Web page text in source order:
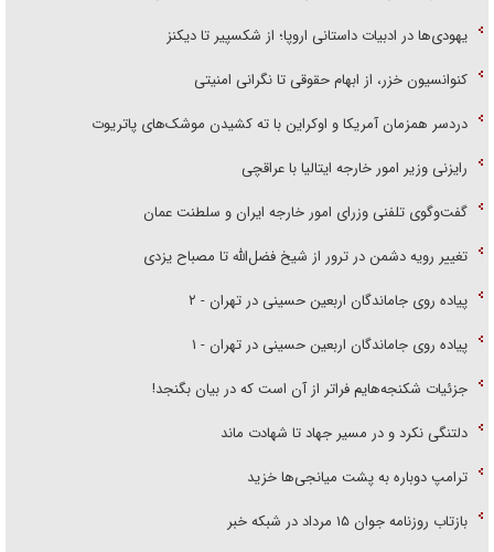
یهودی‌ها در ادبیات داستانی اروپا؛ از شکسپیر تا دیکنز
کنوانسیون خزر، از ابهام حقوقی تا نگرانی امنیتی
دردسر همزمان آمریکا و اوکراین با ته کشیدن موشک‌های پاتریوت
رایزنی وزیر امور خارجه ایتالیا با عراقچی
گفت‌وگوی تلفنی وزرای امور خارجه ایران و سلطنت عمان
تغییر رویه دشمن در ترور از شیخ فضل‌الله تا مصباح یزدی
پیاده روی جاماندگان اربعین حسینی در تهران - ۲
پیاده روی جاماندگان اربعین حسینی در تهران - ۱
جزئیات شکنجه‌هایم فراتر از آن است که در بیان بگنجد!
دلتنگی نکرد و در مسیر جهاد تا شهادت ماند
ترامپ دوباره به پشت میانجی‌ها خزید
بازتاب روزنامه جوان ۱۵ مرداد در شبکه خبر